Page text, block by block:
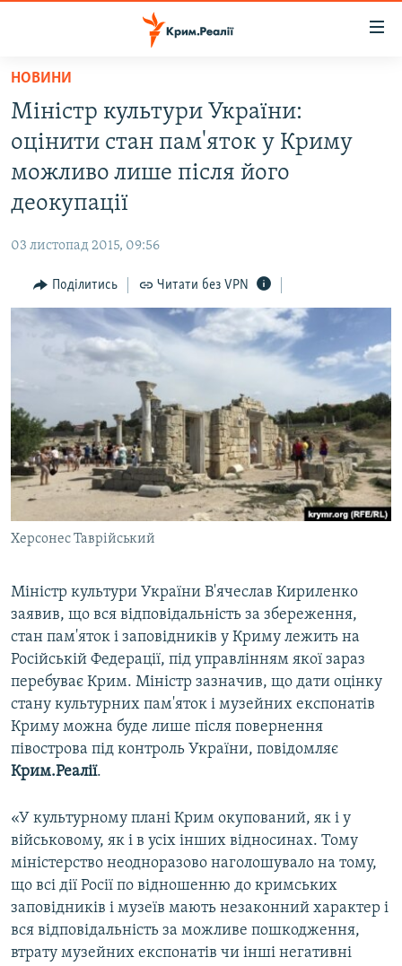
Перейти
основного
матеріалу
до
основної
Перейти
пошуку
ВОДА.КРИМ
ІНТЕРВ'Ю
ВСЕ ЗА ДЕНЬ
СПЕЦПРОЕКТИ
ВІДЕОУРОКИ «ELIFBE»
СВІДЧЕННЯ ОКУПАЦІЇ
УКРАЇНСЬКА ПРОБЛЕМА КРИМУ
ІНФОГРАФІКА
ЯК ОБІЙТИ БЛОКУВАННЯ
Русский
Qırımtatar
Усі сайти RFE/RL
НОВИНИ
Міністр культури України:
оцінити стан пам'яток у Криму
можливо лише після його
деокупації
03 листопад 2015, 09:56
Поділитись Читати без VPN
Херсонес Таврійський
Міністр культури України В'ячеслав Кириленко
заявив, що вся відповідальність за збереження,
стан пам'яток і заповідників у Криму лежить на
Російській Федерації, під управлінням якої зараз
перебуває Крим. Міністр зазначив, що дати оцінку
стану культурних пам'яток і музейних експонатів
Криму можна буде лише після повернення
півострова під контроль України, повідомляє
Крим.Реалії.
«У культурному плані Крим окупований, як і у
військовому, як і в усіх інших відносинах. Тому
міністерство неодноразово наголошувало на тому,
що всі дії Росії по відношенню до кримських
заповідників і музеїв мають незаконний характер і
вся відповідальність за можливе пошкодження,
втрату музейних експонатів чи інші негативні